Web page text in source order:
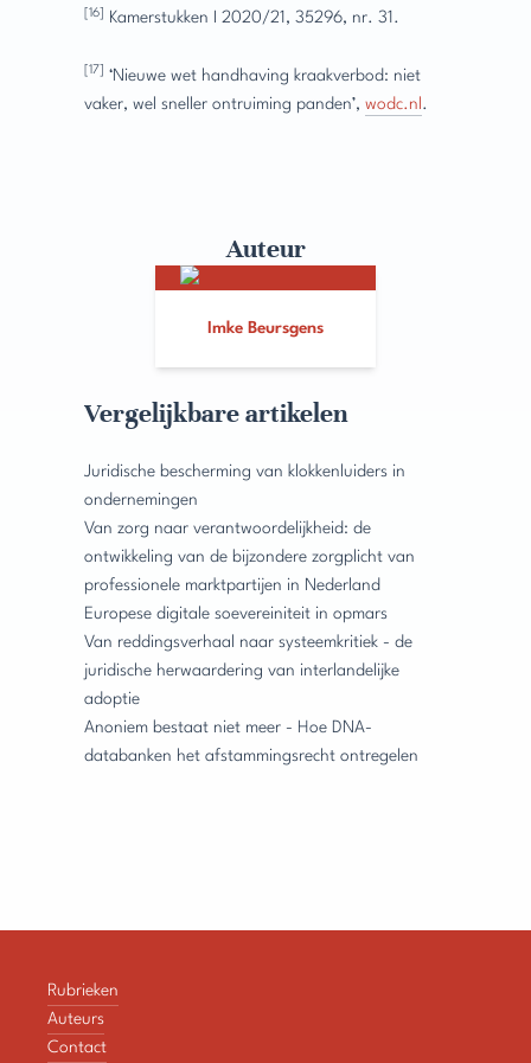
[16] Kamerstukken I 2020/21, 35296, nr. 31.
[17]
‘Nieuwe wet handhaving kraakverbod: niet
vaker, wel sneller ontruiming panden’, wodc.nl .
Auteur
Imke Beursgens
Vergelijkbare artikelen
Juridische bescherming van klokkenluiders in
ondernemingen
Van zorg naar verantwoordelijkheid: de
ontwikkeling van de bijzondere zorgplicht van
professionele marktpartijen in Nederland
Europese digitale soevereiniteit in opmars
Van reddingsverhaal naar systeemkritiek - de
juridische herwaardering van interlandelijke
adoptie
Anoniem bestaat niet meer - Hoe DNA-
databanken het afstammingsrecht ontregelen
Rubrieken
Auteurs
Contact